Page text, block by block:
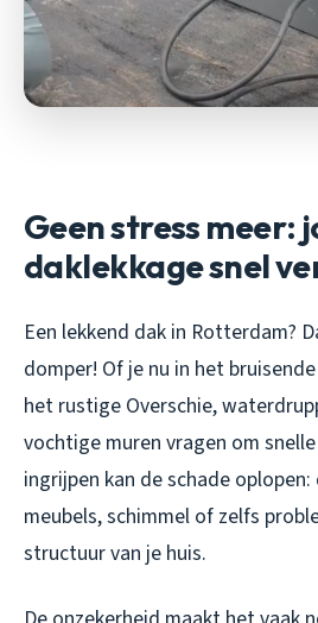
Geen stress meer:
daklekkage snel
Een lekkend dak in Rotterdam?
domper! Of je nu in het
het rustige Overschie,
vochtige muren vragen om
ingrijpen kan de schade
meubels, schimmel of zelfs
structuur van je huis.